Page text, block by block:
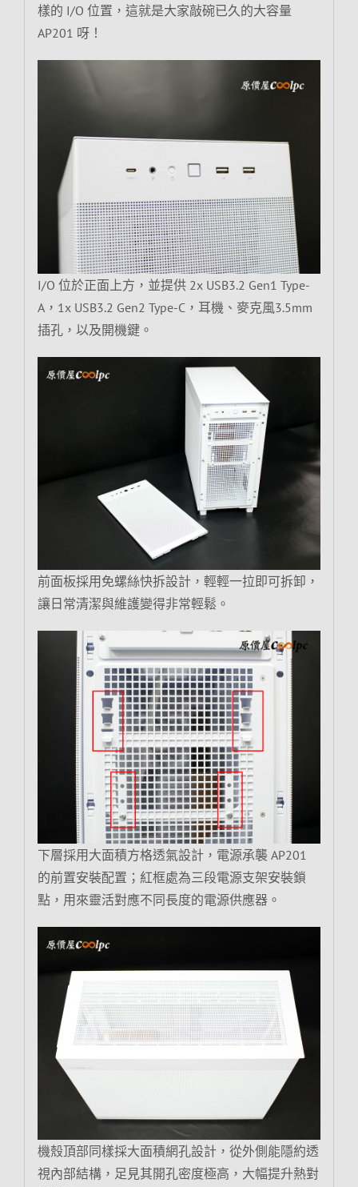
樣的 I/O 位置，這就是大家敲碗已久的大容量
AP201 呀！
I/O 位於正面上方，並提供 2x USB3.2 Gen1 Type-
A，1x USB3.2 Gen2 Type-C，耳機、麥克風3.5mm
插孔，以及開機鍵。
前面板採用免螺絲快拆設計，輕輕一拉即可拆卸，
讓日常清潔與維護變得非常輕鬆。
下層採用大面積方格透氣設計，電源承襲 AP201
的前置安裝配置；紅框處為三段電源支架安裝鎖
點，用來靈活對應不同長度的電源供應器。
機殼頂部同樣採大面積網孔設計，從外側能隱約透
視內部結構，足見其開孔密度極高，大幅提升熱對